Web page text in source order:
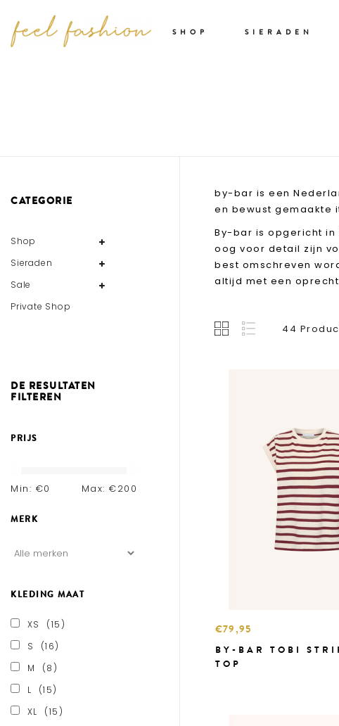
SHOP SIERADEN
CATEGORIE
Shop
Sieraden
Sale
Private Shop
DE RESULTATEN
FILTEREN
PRIJS
Min: €0 Max: €200
MERK
KLEDING MAAT
XS
(15)
S
(16)
M
(8)
L
(15)
XL
(15)
by-bar is een
en bewust gemaakte
By-bar is opgericht in
oog voor detail zijn
best omschreven
altijd met een
44
€79,95
BY-BAR TOBI
TOP